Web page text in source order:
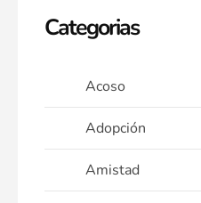
Categorias
Acoso
Adopción
Amistad